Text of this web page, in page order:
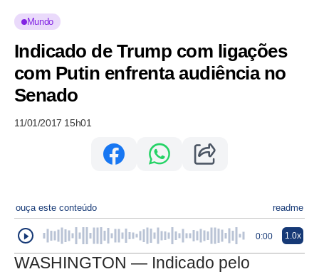
Mundo
Indicado de Trump com ligações
com Putin enfrenta audiência no
Senado
11/01/2017 15h01
ouça este conteúdo readme
0:00 1.0x
WASHINGTON — Indicado pelo